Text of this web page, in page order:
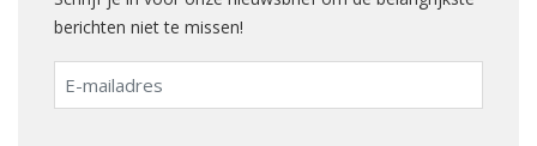
berichten niet te missen!
E-
mailadres